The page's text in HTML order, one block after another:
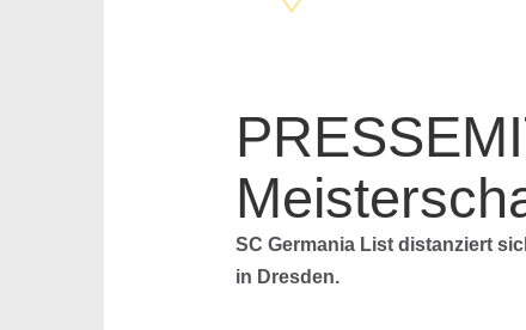
SC Germania List distanziert
in Dresden.